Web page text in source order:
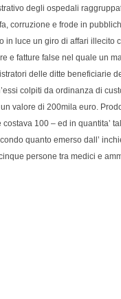
degli ospedali
corruzione e frode in
in luce un giro di affari
e fatture false nel quale un
delle ditte beneficiarie
colpiti da ordinanza di
valore di 200mila euro.
100 – ed in quantita’
quanto emerso dall’
persone tra medici e